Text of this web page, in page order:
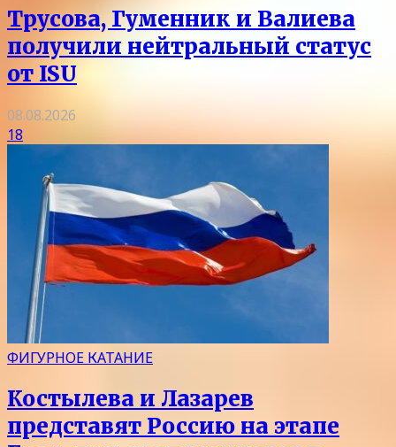
Трусова, Гуменник и Валиева
получили нейтральный статус
от ISU
08.08.2026
18
ФИГУРНОЕ КАТАНИЕ
Костылева и Лазарев
представят Россию на этапе